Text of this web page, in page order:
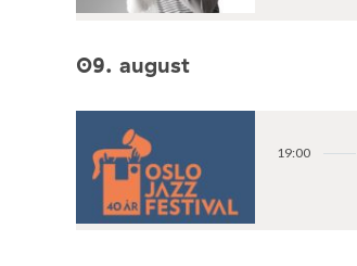
09. august
19:00